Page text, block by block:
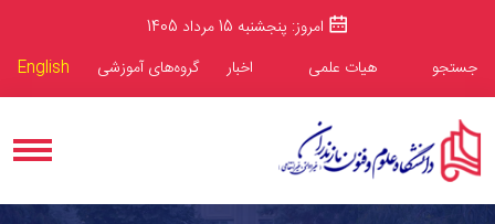
امروز: پنجشنبه 15 مرداد 1405
جستجو
هیات علمی اخبار گروه‌های آموزشی English